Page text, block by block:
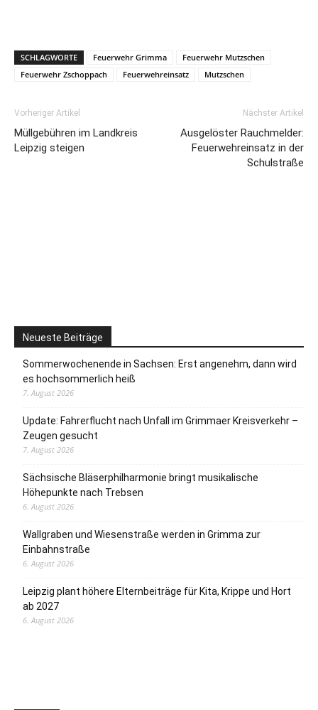
SCHLAGWORTE Feuerwehr Grimma
Feuerwehr Mutzschen
Feuerwehr Zschoppach
Feuerwehreinsatz Mutzschen
Vorheriger Artikel
Müllgebühren im Landkreis
Leipzig steigen
Nächster Artikel
Ausgelöster Rauchmelder:
Feuerwehreinsatz in der
Schulstraße
Neueste Beiträge
Sommerwochenende in Sachsen: Erst angenehm, dann wird
es hochsommerlich heiß
7. August 2026
Update: Fahrerflucht nach Unfall im Grimmaer Kreisverkehr –
Zeugen gesucht
7. August 2026
Sächsische Bläserphilharmonie bringt musikalische
Höhepunkte nach Trebsen
6. August 2026
Wallgraben und Wiesenstraße werden in Grimma zur
Einbahnstraße
6. August 2026
Leipzig plant höhere Elternbeiträge für Kita, Krippe und Hort
ab 2027
6. August 2026